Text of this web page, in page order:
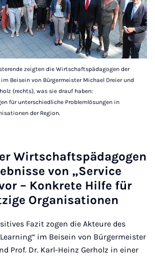
zeigten die Wirtschaftspädagogen der
Beisein von Bürgermeister Michael Dreier und
(rechts), was sie drauf haben:
für unterschiedliche Problemlösungen in
der Region.
Wirtschaft­späd­agogen
von „Ser­vice
– Konkrete Hil­fe für
Or­gan­isa­tion­en
Fazit zogen die Akteure des
im Beisein von Bürgermeister
Prof. Dr. Karl-Heinz Gerholz in einer